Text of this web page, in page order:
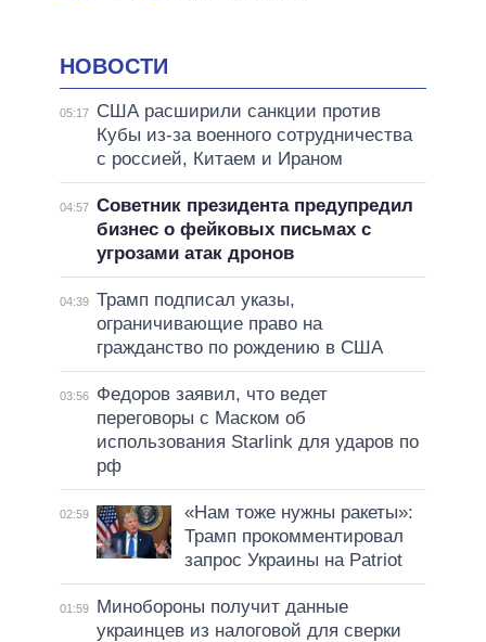
НОВОСТИ
05:17
США расширили санкции против
Кубы из-за военного сотрудничества
с россией, Китаем и Ираном
04:57 Советник президента предупредил
бизнес о фейковых письмах с
угрозами атак дронов
04:39 Трамп подписал указы,
ограничивающие право на
гражданство по рождению в США
03:56
Федоров заявил, что ведет
переговоры с Маском об
использования Starlink для ударов по
рф
02:59
«Нам тоже нужны ракеты»:
Трамп прокомментировал
запрос Украины на Patriot
01:59
Минобороны получит данные
украинцев из налоговой для сверки